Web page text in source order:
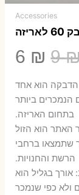
Accessories
9
היה:
9 ₪.
6 ₪
6 ₪.
הדבקה הוא אחד
הנמכרים ביותר
בתחום האריזה.
האתר הוא הזול
שתמצאו ברחבי
הרשת והחנויות.
אורך בגליל הוא
ולא כפי שנמכר